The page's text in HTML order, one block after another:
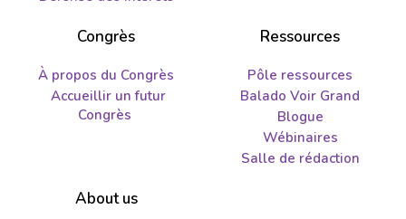
Congrès
À propos du Congrès
Accueillir un futur
Congrès
Ressources
Pôle ressources
Balado Voir Grand
Blogue
Wébinaires
Salle de rédaction
About us